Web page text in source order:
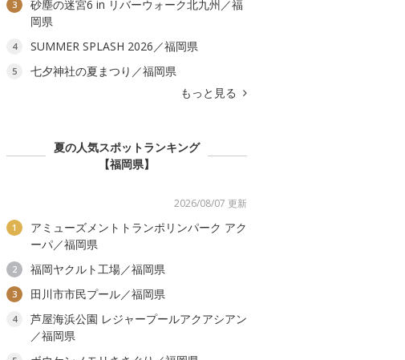
3
砂塵の迷宮6 in リバーウォーク北九州／福
岡県
4 SUMMER SPLASH 2026／福岡県
5
七夕神社の夏まつり／福岡県
もっと見る
夏の人気スポットランキング
【福岡県】
2026/08/07 更新
1
アミューズメントトランポリンパーク アク
ーパ／福岡県
2 福岡ヤクルト工場／福岡県
3 田川市市民プール／福岡県
4
芦屋海浜公園 レジャープールアクアシアン
／福岡県